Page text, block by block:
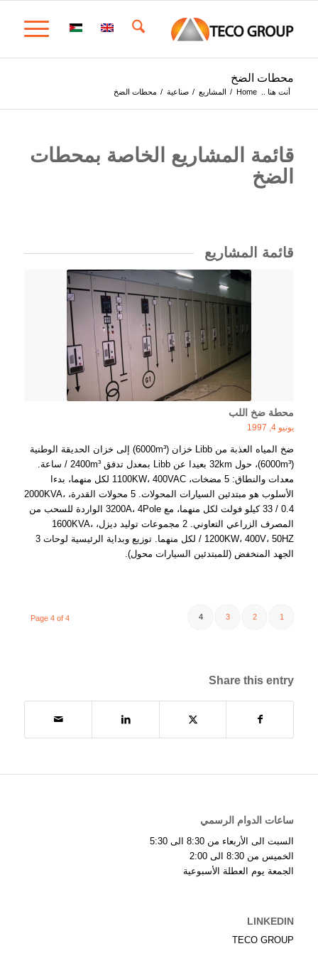
محطات الضخ
أنت هنا .. Home
/ المشاريع / صناعية / محطات الضخ
قائمة المشاريع الخاصة بمحطات
الضخ
قائمة المشاريع
محطة ضخ اللب
يونيو 4, 1997
ضخ المياه العذبة من Libb خزان (6000m³) إلى خزان الحديقة الوطنية
(6000m³)، حول 32km بعيدا عن Libb بمعدل تدفق 2400m³ / ساعة.
معدات والنطاق: 5 مضخات، 1100KW، 400VAC لكل منهما، بدءا
الأسلوب هو مبتدئين السيارات المحولات. 5 محولات القدرة، 2000KVA،
33 / 0.4 كيلو فولت لكل منهما، مع 3200A، 4Pole الواردة للسحب من
المصرف الزراعي التعاوني. 2 مجموعات توليد ديزل، 1600KVA،
1200KW، 400V، 50HZ / لكل منهما. توزيع وبداية الرئيسية لوحات 3
الجهد المنخفض (للمبتدئين السيارات محول).
Page 4 of 4 1
2
3
4
Share this entry
ساعات الدوام الرسمي
السبت الى الأربعاء من 8:30 الى 5:30
الخميس من 8:30 الى 2:00
الجمعة يوم العطلة الأسبوعية
LINKEDIN
TECO GROUP